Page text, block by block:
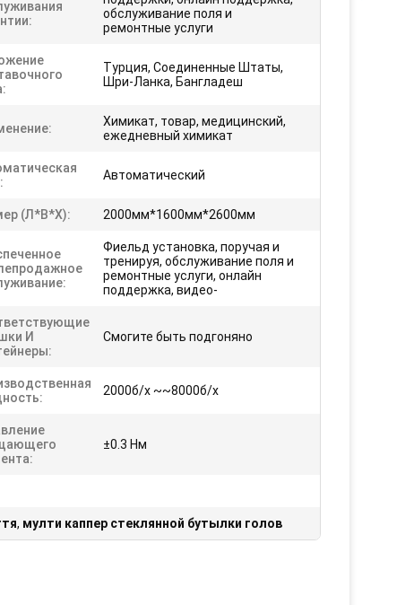
обслуживание поля и
ремонтные услуги
Турция, Соединенные Штаты,
Шри-Ланка, Бангладеш
Химикат, товар, медицинский,
ежедневный химикат
Автоматический
(л*в*х): 2000мм*1600мм*2600мм
Фиельд установка, поручая и
тренируя, обслуживание поля и
ремонтные услуги, онлайн
поддержка, видео-
И
Смогите быть подгоняно
2000б/х ~~8000б/х
±0.3 Нм
, мулти каппер стеклянной бутылки голов